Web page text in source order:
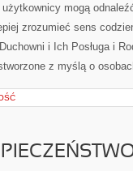
użytkownicy mogą
zrozumieć sens
i Ich Posługa i
z myślą o